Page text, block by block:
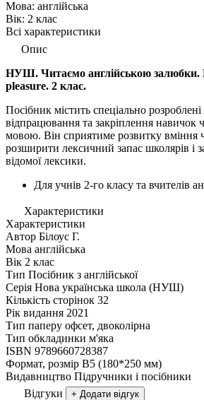
Мова: англійська
Вік: 2 клас
Всі характеристики
Опис
НУШ. Читаємо англійською залюбки.
pleasure. 2 клас.
Посібник містить спеціально
відпрацювання та закріплення навичок
мовою. Він сприятиме розвитку вміння
розширити лексичний запас школярів і
відомої лексики.
Для учнів 2-го класу та вчителів
Характеристики
Характеристики
Автор Білоус Г.
Мова англійська
Вік 2 клас
Тип Посібник з англійської
Серія Нова українська школа (НУШ)
Кількість сторінок 32
Рік видання 2021
Тип паперу офсет, двоколірна
Тип обкладинки м'яка
ISBN 9789660728387
Формат, розмір В5 (180*250 мм)
Видавництво Підручники і посібники
Відгуки
+ Додати відгук